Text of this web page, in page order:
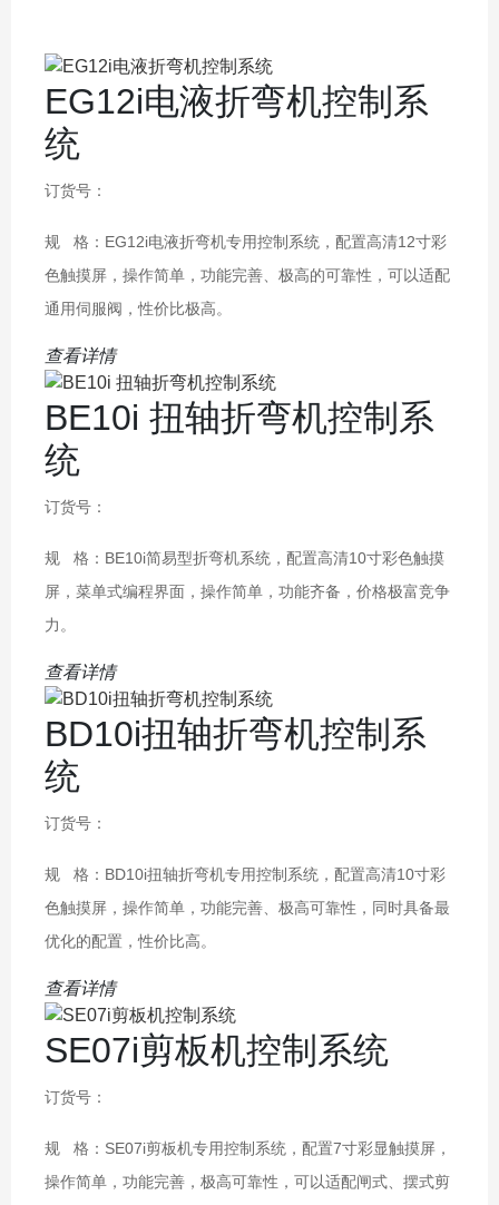
EG12i电液折弯机控制系
统
订货号：
规 格：EG12i电液折弯机专用控制系统，配置高清12寸彩
色触摸屏，操作简单，功能完善、极高的可靠性，可以适配
通用伺服阀，性价比极高。
查看详情
BE10i 扭轴折弯机控制系
统
订货号：
规 格：BE10i简易型折弯机系统，配置高清10寸彩色触摸
屏，菜单式编程界面，操作简单，功能齐备，价格极富竞争
力。
查看详情
BD10i扭轴折弯机控制系
统
订货号：
规 格：BD10i扭轴折弯机专用控制系统，配置高清10寸彩
色触摸屏，操作简单，功能完善、极高可靠性，同时具备最
优化的配置，性价比高。
查看详情
SE07i剪板机控制系统
订货号：
规 格：SE07i剪板机专用控制系统，配置7寸彩显触摸屏，
操作简单，功能完善，极高可靠性，可以适配闸式、摆式剪